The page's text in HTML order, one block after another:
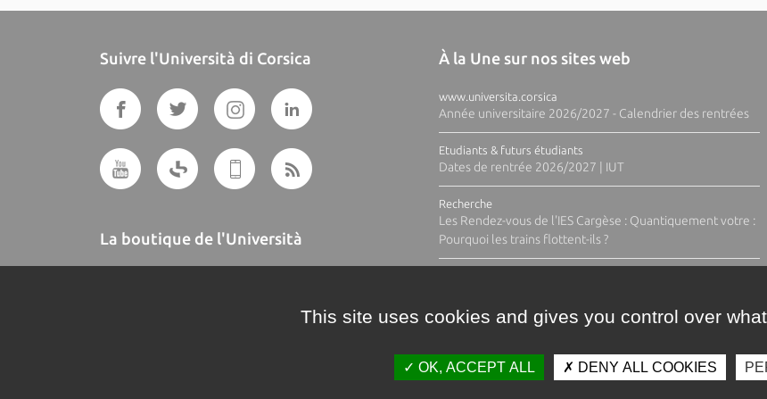
Suivre l'Università di Corsica
La boutique de l'Università
À la Une sur nos sites web
www.universita.corsica
Année universitaire 2026/2027 - Calendrier des rentrées
Etudiants & futurs étudiants
Dates de rentrée 2026/2027 | IUT
Recherche
Les Rendez-vous de l'IES Cargèse : Quantiquement votre :
Pourquoi les trains flottent-ils ?
This site uses cookies and gives you control over
OK, ACCEPT ALL DENY ALL COOKIES